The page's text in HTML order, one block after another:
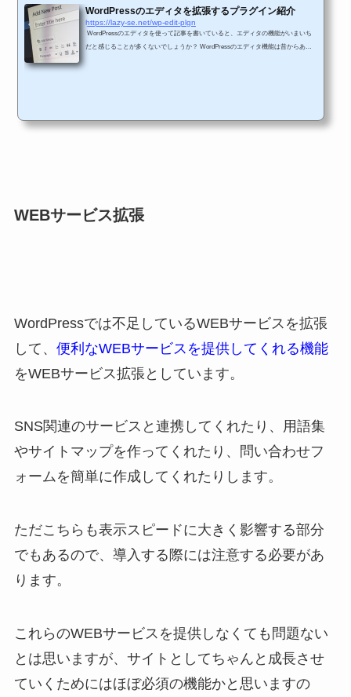
WordPressのエディタを拡張するプラグイン紹介
https://lazy-se.net/wp-edit-plgn
WordPressのエディタを使って記事を書いていると、エディタの機能がいまいち
だと感じることが多くないでしょうか？ WordPressのエディタ機能は昔からあま
WEBサービス拡張
WordPressでは不足しているWEBサービスを拡張
して、 便利なWEBサービスを提供してくれる機能
をWEBサービス拡張としています。
SNS関連のサービスと連携してくれたり、用語集
やサイトマップを作ってくれたり、問い合わせフ
ォームを簡単に作成してくれたりします。
ただこちらも表示スピードに大きく影響する部分
でもあるので、導入する際には注意する必要があ
ります。
これらのWEBサービスを提供しなくても問題ない
とは思いますが、サイトとしてちゃんと成長させ
ていくためにはほぼ必須の機能かと思いますの